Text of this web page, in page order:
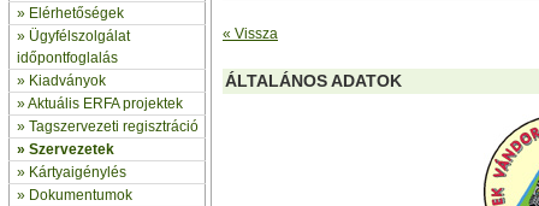
» Elérhetőségek
» Ügyfélszolgálat
időpontfoglalás
» Kiadványok
»Aktuális ERFA projektek
» Tagszervezeti regisztráció
» Szervezetek
» Kártyaigénylés
» Dokumentumok
« Vissza
ÁLTALÁNOS ADATOK